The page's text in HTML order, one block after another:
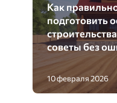
Как
подготовить
советы без
10 февраля 2026